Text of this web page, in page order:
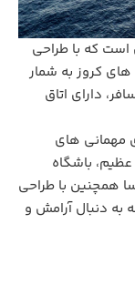
که با طراحی
کروز به شمار
این کشتی با ظرفیت بیش از ۴۰۰۰ مسافر، دارای اتاق‌
مهمانی های
عظیم، باشگاه
همچنین با طراحی
دنبال آرامش و